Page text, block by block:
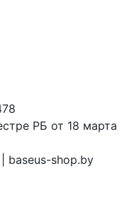
РБ от 18 марта
baseus-shop.by